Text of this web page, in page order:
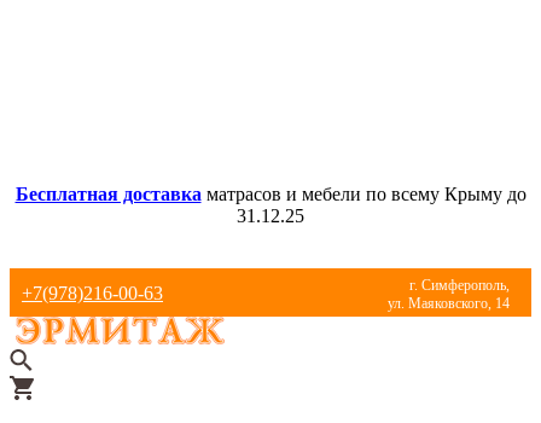
Бесплатная доставка матрасов и мебели по всему Крыму до
31.12.25
+7(978)216-00-63
г. Симферополь,
ул. Маяковского, 14